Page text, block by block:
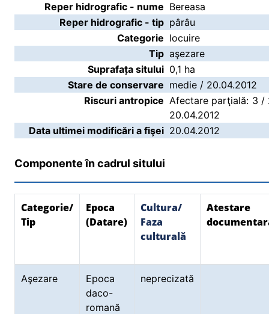
Reper hidrografic - nume Bereasa
Reper hidrografic - tip pârâu
Categorie locuire
Tip aşezare
Suprafața sitului 0,1 ha
Stare de conservare medie / 20.04.2012
Riscuri antropice Afectare parţială: 3 /
20.04.2012
Data ultimei modificări a fişei 20.04.2012
Componente în cadrul sitului
Categorie/
Tip
Epoca
(Datare)
Cultura/
Faza
culturală
Atestare
Aşezare
Epoca
daco-
romană
neprecizată